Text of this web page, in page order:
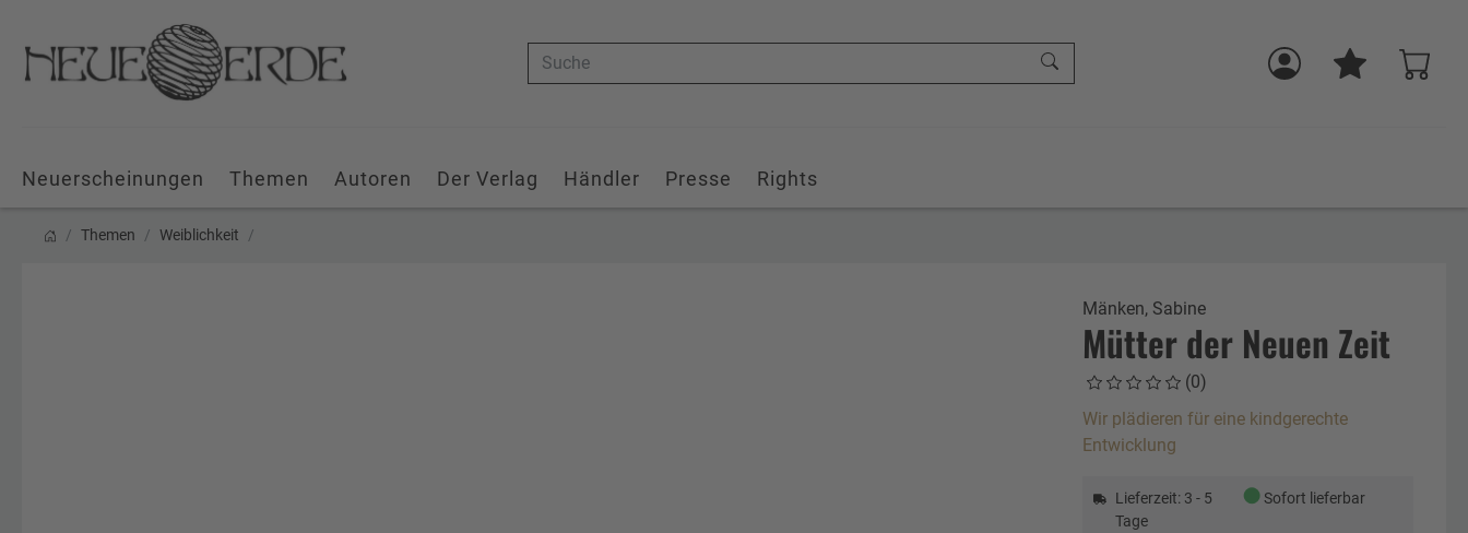
Suche
Neuerscheinungen Themen Autoren Der Verlag Händler Presse Rights
Themen Weiblichkeit
Mänken, Sabine
Mütter der Neuen Zeit
(0)
Wir plädieren für eine kindgerechte
Entwicklung
Lieferzeit: 3 - 5
Tage
●Sofort lieferbar